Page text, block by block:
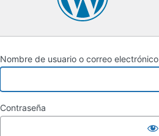
Nombre de usuario o correo electrónico
Contraseña